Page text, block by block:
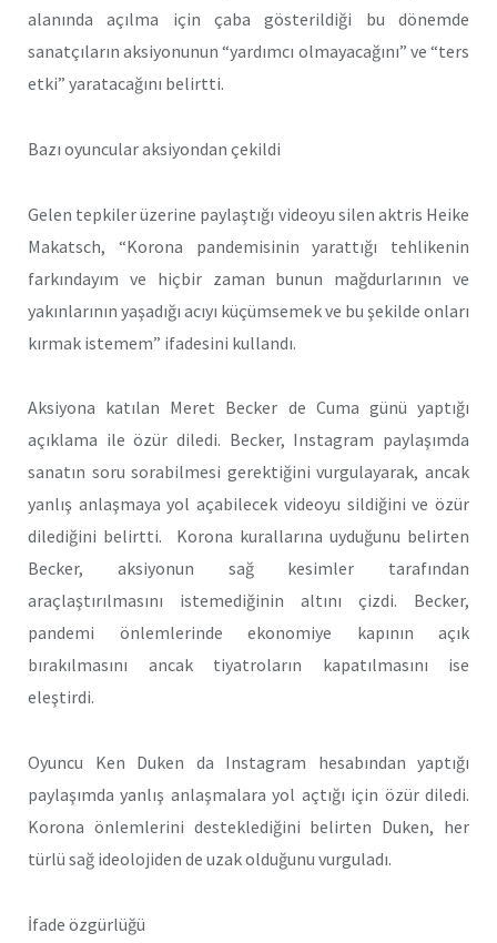
alanında açılma için çaba gösterildiği bu dönemde
sanatçıların aksiyonunun “yardımcı olmayacağını” ve “ters
etki” yaratacağını belirtti.
Bazı oyuncular aksiyondan çekildi
Gelen tepkiler üzerine paylaştığı videoyu silen aktris Heike
Makatsch, “Korona pandemisinin yarattığı tehlikenin
farkındayım ve hiçbir zaman bunun mağdurlarının ve
yakınlarının yaşadığı acıyı küçümsemek ve bu şekilde onları
kırmak istemem” ifadesini kullandı.
Aksiyona katılan Meret Becker de Cuma günü yaptığı
açıklama ile özür diledi. Becker, Instagram paylaşımda
sanatın soru sorabilmesi gerektiğini vurgulayarak, ancak
yanlış anlaşmaya yol açabilecek videoyu sildiğini ve özür
dilediğini belirtti. Korona kurallarına uyduğunu belirten
Becker, aksiyonun sağ kesimler tarafından
araçlaştırılmasını istemediğinin altını çizdi. Becker,
pandemi önlemlerinde ekonomiye kapının açık
bırakılmasını ancak tiyatroların kapatılmasını ise
eleştirdi.
Oyuncu Ken Duken da Instagram hesabından yaptığı
paylaşımda yanlış anlaşmalara yol açtığı için özür diledi.
Korona önlemlerini desteklediğini belirten Duken, her
türlü sağ ideolojiden de uzak olduğunu vurguladı.
İfade özgürlüğü